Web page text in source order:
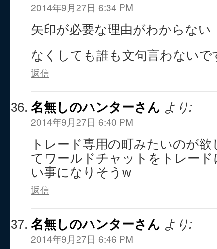
2014年9月27日 6:34 PM
矢印が必要な理由がわからない
なくしても誰も文句言わないで
返信
名無しのハンターさん より:
2014年9月27日 6:40 PM
トレード専用の町みたいのが
てワールドチャットをトレー
い事になりそうw
返信
名無しのハンターさん より:
2014年9月27日 6:46 PM